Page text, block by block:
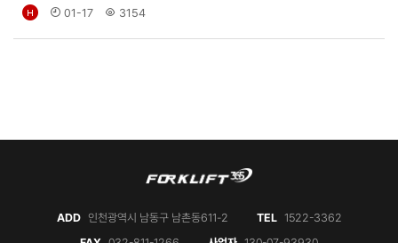
01-17 3154
ADD 인천광역시 남동구 남촌동611-2 TEL 1522-3362